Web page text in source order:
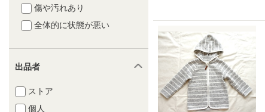
傷や汚れあり
全体的に状態が悪い
出品者
ストア
個人